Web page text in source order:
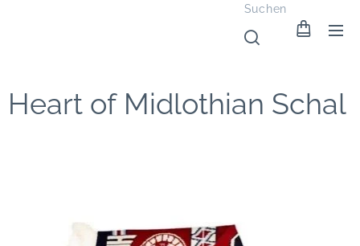
Suchen
Heart of Midlothian Schal